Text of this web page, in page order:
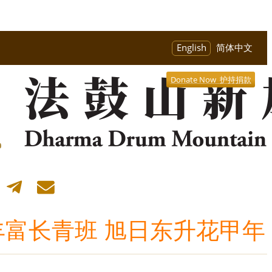
English 简体中文
Donate Now 护持捐款
长青班 旭日东升花甲年